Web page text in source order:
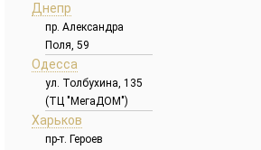
Днепр
пр. Александра
Поля, 59
Одесса
ул. Толбухина, 135
(ТЦ "МегаДОМ")
Харьков
пр-т. Героев